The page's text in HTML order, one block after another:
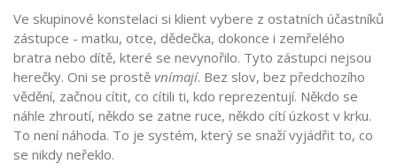
Ve skupinové konstelaci si klient vybere z ostatních účastníků
zástupce - matku, otce, dědečka, dokonce i zemřelého
bratra nebo dítě, které se nevynořilo. Tyto zástupci nejsou
herečky. Oni se prostě vnímají. Bez slov, bez předchozího
vědění, začnou cítit, co cítili ti, kdo reprezentují. Někdo se
náhle zhroutí, někdo se zatne ruce, někdo cítí úzkost v krku.
To není náhoda. To je systém, který se snaží vyjádřit to, co
se nikdy neřeklo.